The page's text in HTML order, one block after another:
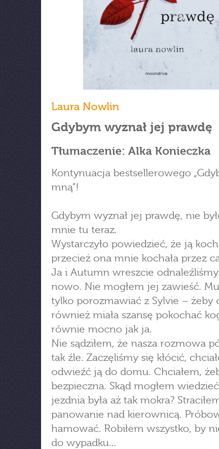
Laura Nowlin
Gdybym wyznał jej prawdę
Tłumaczenie: Alka Konieczka
Kontynuacja bestsellerowego
mną”!
Gdybym wyznał jej prawdę, nie
mnie tu teraz.
Wystarczyło powiedzieć, że ją
przecież ona mnie kochała przez
Ja i Autumn wreszcie
nowo. Nie mogłem jej zawieść.
tylko porozmawiać z Sylvie – żeby
również miała szansę pokochać
równie mocno jak ja.
Nie sądziłem, że nasza rozmowa
tak źle. Zaczęliśmy się kłócić,
odwieźć ją do domu. Chciałem,
bezpieczna. Skąd mogłem
jezdnia była aż tak mokra?
panowanie nad kierownicą.
hamować. Robiłem wszystko, by
do wypadku...